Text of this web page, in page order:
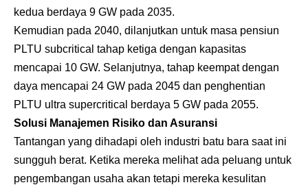
kedua berdaya 9 GW pada 2035.
Kemudian pada 2040, dilanjutkan untuk masa pensiun
PLTU subcritical tahap ketiga dengan kapasitas
mencapai 10 GW. Selanjutnya, tahap keempat dengan
daya mencapai 24 GW pada 2045 dan penghentian
PLTU ultra supercritical berdaya 5 GW pada 2055.
Solusi Manajemen Risiko dan Asuransi
Tantangan yang dihadapi oleh industri batu bara saat ini
sungguh berat. Ketika mereka melihat ada peluang untuk
pengembangan usaha akan tetapi mereka kesulitan